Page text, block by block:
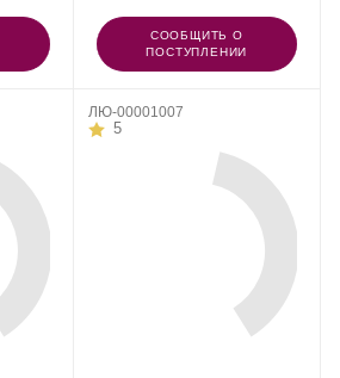
СООБЩИТЬ О
ПОСТУПЛЕНИИ
ЛЮ-00001007
5